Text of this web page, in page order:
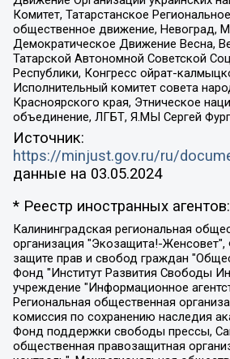
Комитет, Татарстанское
общественное движение, Невоград,
Демократическое Движение Весна,
Татарской Автономной Советской
Республики, Конгресс ойрат-
Исполнительный комитет совета
Красноярского края, Этническое
объединение, ЛГБТ, Я.МЫ Сергей
Источник:
https://minjust.gov.ru/ru/
данные на 03.05.2024
* Реестр иностранных агентов:
Калининградская региональная общественная организация "Экозащита!-Женсовет", Фонд содействия защите прав и свобод граждан "Общественный вердикт", Фонд "Институт Развития Свободы Информации", Частное учреждение "Информационное агентство МЕМО. РУ", Региональная общественная организация "Общественная комиссия по сохранению наследия академика Сахарова", Фонд поддержки свободы прессы, Санкт-Петербургская общественная правозащитная организация "Гражданский контроль", Межрегиональная общественная организация "Информационно-просветительский центр "Мемориал", Региональный Фонд "Центр Защиты Прав Средств Массовой Информации", с 05.12.2023 Фонд "Центр Защиты Прав Средств массовой информации", Региональная общественная благотворительная организация помощи беженцам и мигрантам "Гражданское содействие", Негосударственное образовательное учреждение дополнительного профессионального образования (повышение квалификации) специалистов "АКАДЕМИЯ ПО ПРАВАМ ЧЕЛОВЕКА", Свердловская региональная общественная организация "Сутяжник", Автономная некоммерческая организация "Центр независимых социологических исследований", Союз общественных объединений "Российский исследовательский центр по правам человека", Региональное общественное учреждение научно-информационный центр "МЕМОРИАЛ", Некоммерческая организация "Фонд защиты гласности", Автономная некоммерческая организация "Институт прав человека", Городская общественная организация "Екатеринбургское общество "МЕМОРИАЛ", Городская общественная организация "Рязанское историко-просветительское и правозащитное общество "Мемориал" (Рязанский Мемориал), Челябинский региональный орган общественной самодеятельности – женское общественное объединение "Женщины Евразии", Челябинский региональный орган общественной самодеятельности "Уральская правозащитная группа", Фонд содействия защите здоровья и социальной справедливости имени Андрея Рылькова, Автономная Некоммерческая Организация "Аналитический Центр Юрия Левады", Автономная некоммерческая организация социальной поддержки населения "Проект Апрель", Региональная общественная организация помощи женщинам и детям, находящимся в кризисной ситуации "Информационно-методический центр "Анна", Фонд содействия развитию массовых коммуникаций и правовому просвещению "Так-так-Так", Фонд содействия устойчивому развитию "Серебряная тайга", Свердловский региональный общественный фонд социальных проектов "Новое время", "Idel.Реалии", Кавказ.Реалии, Крым.Реалии, Телеканал Настоящее Время, Татаро-башкирская служба Радио Свобода (Azatliq Radiosi), Радио Свободная Европа/Радио Свобода (PCE/PC), "Сибирь.Реалии", "Фактограф", Благотворительный фонд помощи осужденным и их семьям, Автономная некоммерческая организация "Институт глобализации и социальных движений", Фонд "В защиту прав заключенных", Частное учреждение "Центр поддержки и содействия развитию средств массовой информации", Пензенский региональный общественный благотворительный фонд "Гражданский союз", "Север.Реалии", Некоммерческая организация Фонд "Правовая инициатива", Общество с ограниченной ответственностью "Радио Свободная Европа/Радио Свобода", Чешское информационное агентство "MEDIUM-ORIENT", Красноярская региональная общественная организация "Мы против СПИДа", Камалягин Денис Николаевич, Маркелов Сергей Евгеньевич, Пономарев Лев Александрович, Савицкая Людмила Алексеевна, Автономная некоммерческая организация "Центр по работе с проблемой насилия "НАСИЛИЮ.НЕТ", Межрегиональный профессиональный союз работников здравоохранения "Альянс врачей", Юридическое лицо, зарегистрированное в Латвийской Республике, SIA "Medusa Project" (регистрационный номер 40103797863, дата регистрации 10.06.2014), Некоммерческая организация "Фонд по борьбе с коррупцией", Автономная некоммерческая организация "Институт права и публичной политики", Баданин Роман Сергеевич, Гликин Максим Александрович, Железнова Мария Михайловна, Лукьянова Юлия Сергеевна, Маетная Елизавета Витальевна, Маняхин Петр Борисович, Чуракова Ольга Владимировна, Ярош Юлия Петровна, Юридическое лицо "The Insider SIA", зарегистрированное в Риге, Латвийская Республика (дата регистрации 26.06.2015), являющееся администратором доменного имени интернет-издания "The Insider SIA", https://theins.ru, Постернак Алексей Евгеньевич, Рубин Михаил Аркадьевич, Анин Роман Александрович, Юридическое лицо Istories fonds, зарегистрированное в Латвийской Республике (регистрационный номер 50008295751, дата регистрации 24.02.2020), Великовский Дмитрий Александрович, Долинина Ирина Николаевна, Мароховская Алеся Алексеевна, Шлейнов Роман Юрьевич, Шмагун Олеся Валентиновна, Общество с ограниченной ответственностью "Альтаир 2021", Общество с ограниченной ответственностью "Вега 2021", Общество с ограниченной ответственностью "Главный редактор 2021", Общество с ограниченной ответственностью "Ромашки монолит", Важенков Артем Валерьевич, Ивановская областная общественная организация "Центр гендерных исследований", Гурман Юрий Альбертович, Медиапроект "ОВД-Инфо", Егоров Владимир Владимирович, Жилинский Владимир Александрович, Общество с ограниченной ответственностью "ЗП", Иванова София Юрьевна, Карезина Инна Павловна, Кильтау Екатерина Викторовна, Петров Алексей Викторович, Пискунов Сергей Евгеньевич, Смирнов Сергей Сергеевич, Тихонов Михаил Сергеевич, Общество с ограниченной ответственностью "ЖУРНАЛИСТ-ИНОСТРАННЫЙ АГЕНТ", Арапова Галина Юрьевна, Вольтская Татьяна Анатольевна, Американская компания "Mason G.E.S. Anonymous Foundation" (США), являющаяся владельцем интернет-издания https://mnews.world/, Компания "Stichting Bellingcat", зарегистрированная в Нидерландах (дата регистрации 11.07.2018), Захаров Андрей Вячеславович, Клепиковская Екатерина Дмитриевна, Общество с ограниченной ответственностью "МЕМО", Перл Роман Александрович, Симонов Евгений Алексеевич, Соловьева Елена Анатольевна, Сотников Даниил Владимирович, Сурначева Елизавета Дмитриевна, Автономная некоммерческая организация по защите прав человека и информированию населения "Якутия – Наше Мнение", Общество с ограниченной ответственностью "Москоу диджитал медиа", с 26.01.2023 Общество с ограниченной ответственностью "Чайка Белые сады", Ветошкина Валерия Валерьевна, Заговора Максим Александрович, Межрегиональное общественное движение "Российская ЛГБТ - сеть", Оленичев Максим Владимирович, Павлов Иван Юрьевич, Скворцова Елена Сергеевна, Общество с ограниченной ответственностью "Как бы инагент", Кочетков Игорь Викторович, Общество с ограниченной ответственностью "Честные выборы", Еланчик Олег Александрович, Общество с ограниченной ответственностью "Нобелевский призыв", Гималова Регина Эмилевна, Григорьев Андрей Валерьевич, Григорьева Алина Александровна, Ассоциация по содействию защите прав призывников, альтернативнослужащих и военнослужащих "Правозащитная группа "Гражданин.Армия.Право", Хисамова Регина Фаритовна, Автономная некоммерческая организация по реализации социально-правовых программ "Лилит", Дальневосточное общественное движение "Маяк", Санкт-Петербургская ЛГБТ-инициативная группа "Выход", Инициативная группа ЛГБТ+ "Реверс", Алексеев Андрей Викторович, Бекбулатова Таисия Львовна, Беляев Иван Михайлович, Владыкина Елена Сергеевна, Гельман Марат Александрович, Никульшина Вероника Юрьевна, Толоконникова Надежда Андреевна, Шендерович Виктор Анатольевич, Общество с ограниченной ответственностью "Данное сообщение", Общество с ограниченной ответственностью Издательский дом "Новая глава", Айнбиндер Александра Александровна, Московский комьюнити-центр для ЛГБТ+инициатив, Благотворительный фонд развития филантропии, Deutsche Welle (Германия, Kurt-Schumacher-Strasse 3, 53113 Bonn), Борзунова Мария Михайловна, Воробьев Виктор Викторович, Голубева Анна Львовна, Константинова Алла Михайловна, Малкова Ирина Владимировна, Мурадов Мурад Абдулгалимович, Осетинская Елизавета Николаевна, Понасенков Евгений Николаевич, Ганапольский Матвей Юрьевич, Киселев Евгений Алексеевич, Борухович Ирина Григорьевна, Дремин Иван Тимофеевич, Дубровский Дмитрий Викторович, Красноярская региональная общественная организация поддержки и развития альтернативных образовательных технологий и межкультурных